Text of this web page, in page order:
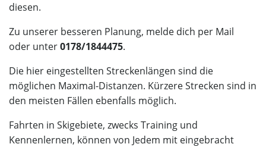
diesen.
Zu unserer besseren Planung, melde dich per Mail
oder unter0178/1844475.
Die hier eingestellten Streckenlängen sind die
möglichen Maximal-Distanzen. Kürzere Strecken sind in
den meisten Fällen ebenfalls möglich.
Fahrten in Skigebiete, zwecks Training und
Kennenlernen, können von Jedem mit eingebracht